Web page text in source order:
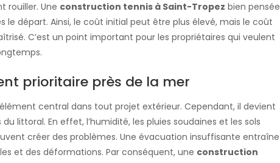
rouiller. Une construction tennis à Saint-Tropez bien pensée
le départ. Ainsi, le coût initial peut être plus élevé, mais le coût
C’est un point important pour les propriétaires qui veulent
prioritaire près de la mer
central dans tout projet extérieur. Cependant, il devient
littoral. En effet, l’humidité, les pluies soudaines et les sols
créer des problèmes. Une évacuation insuffisante entraîne
et des déformations. Par conséquent, une construction